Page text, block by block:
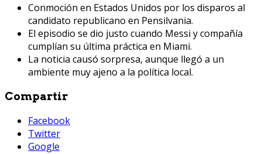
Conmoción en Estados Unidos por los disparos al
candidato republicano en Pensilvania.
El episodio se dio justo cuando Messi y compañía
cumplían su última práctica en Miami.
La noticia causó sorpresa, aunque llegó a un
ambiente muy ajeno a la política local.
Compartir
Facebook
Twitter
Google